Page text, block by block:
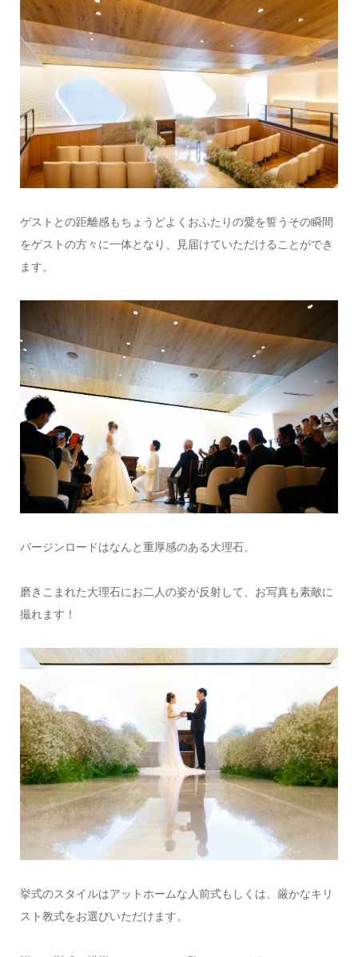
ゲストとの距離感もちょうどよくおふたりの愛を誓うその瞬間
をゲストの方々に一体となり、見届けていただけることができ
ます。
バージンロードはなんと重厚感のある大理石。
磨きこまれた大理石にお二人の姿が反射して、お写真も素敵に
撮れます！
挙式のスタイルはアットホームな人前式もしくは、厳かなキリ
スト教式をお選びいただけます。